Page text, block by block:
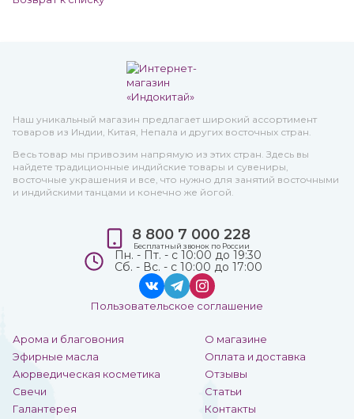
Наш уникальный магазин предлагает широкий ассортимент
товаров из Индии, Китая, Непала и других восточных стран.
Весь товар мы привозим напрямую из этих стран. Здесь вы
найдете традиционные индийские товары и сувениры,
восточные украшения и все, что нужно для занятий восточными
и индийскими танцами и конечно же йогой.
Арома и благовония
Эфирные масла
Аюрведическая косметика
Свечи
Галантерея
О магазине
Оплата и доставка
Отзывы
Статьи
Контакты
8 800 7 000 228
Бесплатный звонок по России
Пн. - Пт. - с 10:00 до 19:30
Сб. - Вс. - с 10:00 до 17:00
Пользовательское соглашение